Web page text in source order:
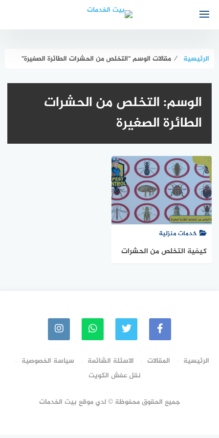
الرئيسية ⁄ مقالات الوسم "التخلص من الحشرات الطائرة الصغيرة"
الوسم:التخلص من الحشرات
الطائرة الصغيرة
خدمات منزلية
كيفية التخلص من الحشرات
الرئيسية المقالات الاسئلة الشائعة
سياسة الخصوصية
نقل عفش الكويت
جميع الحقوق محفوظة © لدي موقع بيت الخدمات